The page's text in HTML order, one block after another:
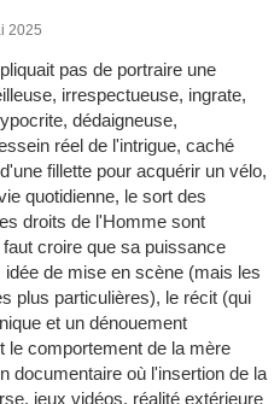
2025
pas de portraire une
irrespectueuse, ingrate,
dédaigneuse,
réel de l'intrigue, caché
fillette pour acquérir un vélo,
quotidienne, le sort des
droits de l'Homme sont
croire que sa puissance
de mise en scène (mais les
plus particulières), le récit (qui
et un dénouement
le comportement de la mère
documentaire où l'insertion de la
jeux vidéos, réalité extérieure